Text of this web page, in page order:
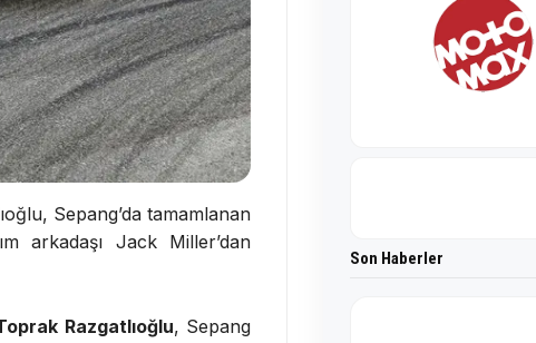
Sepang’da tamamlanan
arkadaşı Jack Miller’dan
Razgatlıoğlu, Sepang
Son Haberler